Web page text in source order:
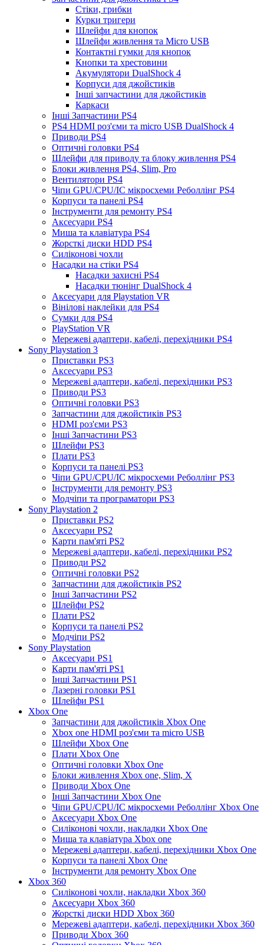
Стіки, грибки
Курки тригери
Шлейфи для кнопок
Шлейфи живлення та Micro USB
Контактні гумки для кнопок
Кнопки та хрестовини
Акумулятори DualShock 4
Корпуси для джойстиків
Інші запчастини для джойстиків
Каркаси
Інші Запчастини PS4
PS4 HDMI роз'єми та micro USB DualShock 4
Приводи PS4
Оптичні головки PS4
Шлейфи для приводу та блоку живлення PS4
Блоки живлення PS4, Slim, Pro
Вентилятори PS4
Чіпи GPU/CPU/IC мікросхеми Реболлінг PS4
Корпуси та панелі PS4
Інструменти для ремонту PS4
Аксесуари PS4
Миша та клавіатура PS4
Жорсткі диски HDD PS4
Силіконові чохли
Насадки на стіки PS4
Насадки захисні PS4
Насадки тюнінг DualShock 4
Аксесуари для Playstation VR
Вінілові наклейки для PS4
Сумки для PS4
PlayStation VR
Мережеві адаптери, кабелі, перехідники PS4
Sony Playstation 3
Приставки PS3
Аксесуари PS3
Мережеві адаптери, кабелі, перехідники PS3
Приводи PS3
Оптичні головки PS3
Запчастини для джойстиків PS3
HDMI роз'єми PS3
Інші Запчастини PS3
Шлейфи PS3
Плати PS3
Корпуси та панелі PS3
Чіпи GPU/CPU/IC мікросхеми Реболлінг PS3
Інструменти для ремонту PS3
Модчіпи та програматори PS3
Sony Playstation 2
Приставки PS2
Аксесуари PS2
Карти пам'яті PS2
Мережеві адаптери, кабелі, перехідники PS2
Приводи PS2
Оптичні головки PS2
Запчастини для джойстиків PS2
Інші Запчастини PS2
Шлейфи PS2
Плати PS2
Корпуси та панелі PS2
Модчіпи PS2
Sony Playstation
Аксесуари PS1
Карти пам'яті PS1
Інші Запчастини PS1
Лазерні головки PS1
Шлейфи PS1
Xbox One
Запчастини для джойстиків Xbox One
Xbox one HDMI роз'єми та micro USB
Шлейфи Xbox One
Плати Xbox One
Оптичні головки Xbox One
Блоки живлення Xbox one, Slim, X
Приводи Xbox One
Інші Запчастини Xbox One
Чіпи GPU/CPU/IC мікросхеми Реболлінг Xbox One
Аксесуари Xbox One
Силіконові чохли, накладки Xbox One
Миша та клавіатура Xbox one
Мережеві адаптери, кабелі, перехідники Xbox One
Корпуси та панелі Xbox One
Інструменти для ремонту Xbox One
Xbox 360
Силіконові чохли, накладки Xbox 360
Аксесуари Xbox 360
Жорсткі диски HDD Xbox 360
Мережеві адаптери, кабелі, перехідники Xbox 360
Приводи Xbox 360